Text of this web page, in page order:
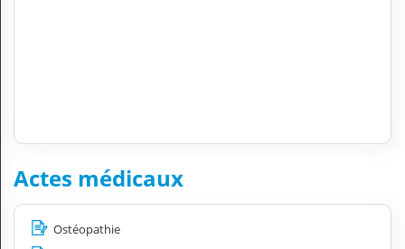
Actes médicaux
Ostéopathie